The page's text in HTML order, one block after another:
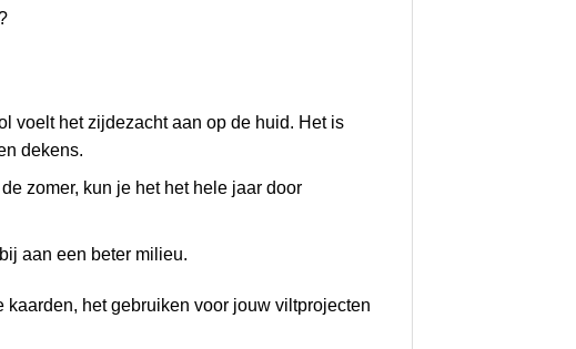
voelt het zijdezacht aan op de huid. Het is
dekens.
zomer, kun je het het hele jaar door
aan een beter milieu.
het gebruiken voor jouw viltprojecten